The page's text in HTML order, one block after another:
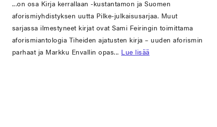
...on osa Kirja kerrallaan -kustantamon ja Suomen
aforismiyhdistyksen uutta Pilke-julkaisusarjaa. Muut
sarjassa ilmestyneet kirjat ovat Sami Feiringin toimittama
aforismiantologia Tiheiden ajatusten kirja – uuden aforismin
parhaat ja Markku Envallin opas... Lue lisää